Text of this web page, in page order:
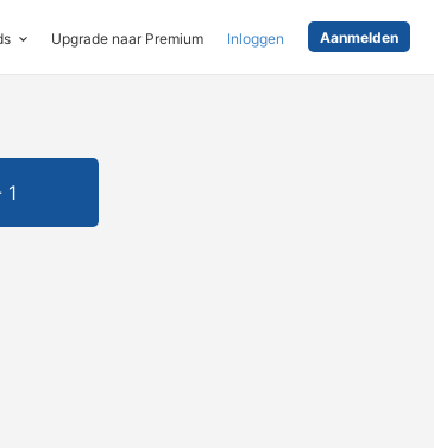
Upgrade naar Premium Inloggen Aanmelden
1